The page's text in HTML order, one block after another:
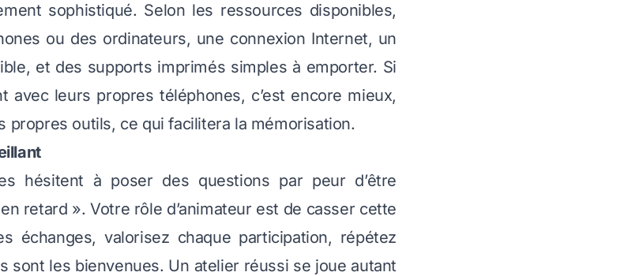
sophistiqué. Selon les ressources disponibles,
ou des ordinateurs, une connexion Internet, un
et des supports imprimés simples à emporter. Si
avec leurs propres téléphones, c’est encore mieux,
propres outils, ce qui facilitera la mémorisation.
hésitent à poser des questions par peur d’être
retard ». Votre rôle d’animateur est de casser cette
échanges, valorisez chaque participation, répétez
sont les bienvenues. Un atelier réussi se joue autant